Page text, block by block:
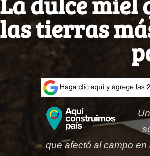
las tierras
que afectó al campo